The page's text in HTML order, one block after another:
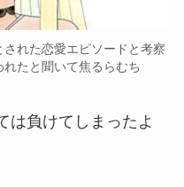
れた恋愛エピソードと考察
たと聞いて焦るらむち
は負けてしまった よ